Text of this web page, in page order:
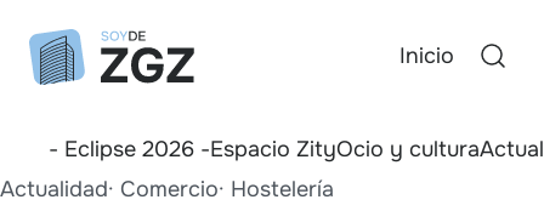
Inicio
- Eclipse 2026 -Espacio ZityOcio y cultura
Actualidad Comercio Hostelería